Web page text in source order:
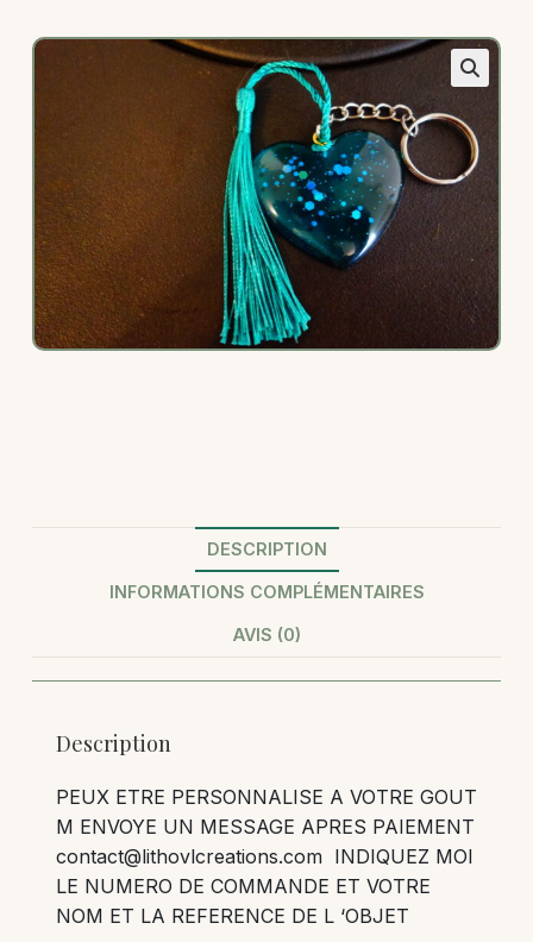
DESCRIPTION
INFORMATIONS COMPLÉMENTAIRES
AVIS (0)
Description
PEUX ETRE PERSONNALISE A VOTRE GOUT
M ENVOYE UN MESSAGE APRES PAIEMENT
contact@lithovlcreations.com INDIQUEZ MOI
LE NUMERO DE COMMANDE ET VOTRE
NOM ET LA REFERENCE DE L ‘OBJET